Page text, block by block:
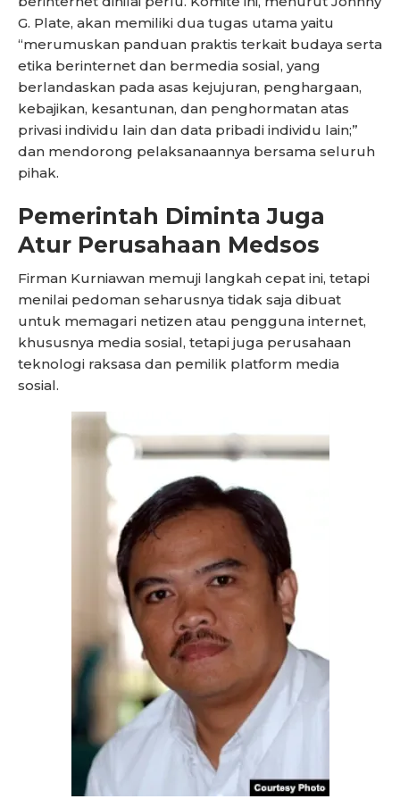
G. Plate, akan memiliki dua tugas utama yaitu
“merumuskan panduan praktis terkait budaya serta
etika berinternet dan bermedia sosial, yang
berlandaskan pada asas kejujuran, penghargaan,
kebajikan, kesantunan, dan penghormatan atas
privasi individu lain dan data pribadi individu lain;”
dan mendorong pelaksanaannya bersama seluruh
pihak.
Pemerintah Diminta Juga
Atur Perusahaan Medsos
Firman Kurniawan memuji langkah cepat ini, tetapi
menilai pedoman seharusnya tidak saja dibuat
untuk memagari netizen atau pengguna internet,
khususnya media sosial, tetapi juga perusahaan
teknologi raksasa dan pemilik platform media
sosial.